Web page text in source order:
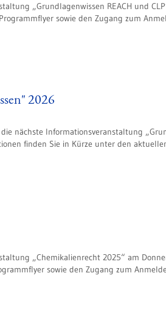
„Grundlagenwissen REACH und
sowie den Zugang zum
2026
nächste Informationsveranstaltung
finden Sie in Kürze unter den
„Chemikalienrecht 2025“ am
sowie den Zugang zum